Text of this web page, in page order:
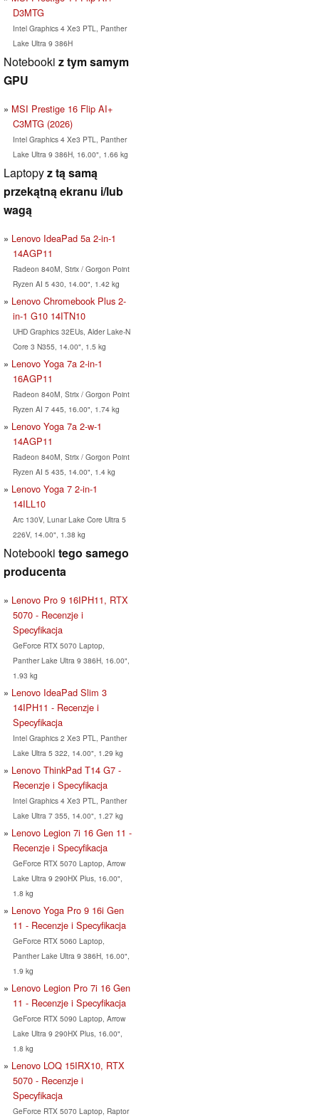
D3MTG
Intel Graphics 4 Xe3 PTL, Panther
Lake Ultra 9 386H
Notebooki z tym samym
GPU
MSI Prestige 16 Flip AI+
C3MTG (2026)
Intel Graphics 4 Xe3 PTL, Panther
Lake Ultra 9 386H, 16.00", 1.66 kg
Laptopyz tą samą
przekątną ekranu i/lub
wagą
Lenovo IdeaPad 5a 2-in-1
14AGP11
Radeon 840M, Strix / Gorgon Point
Ryzen AI 5 430, 14.00", 1.42 kg
Lenovo Chromebook Plus 2-
in-1 G10 14ITN10
UHD Graphics 32EUs, Alder Lake-N
Core 3 N355, 14.00", 1.5 kg
Lenovo Yoga 7a 2-in-1
16AGP11
Radeon 840M, Strix / Gorgon Point
Ryzen AI 7 445, 16.00", 1.74 kg
Lenovo Yoga 7a 2-w-1
14AGP11
Radeon 840M, Strix / Gorgon Point
Ryzen AI 5 435, 14.00", 1.4 kg
Lenovo Yoga 7 2-in-1
14ILL10
Arc 130V, Lunar Lake Core Ultra 5
226V, 14.00", 1.38 kg
Notebooki tego samego
producenta
Lenovo Pro 9 16IPH11, RTX
5070 - Recenzje i
Specyfikacja
GeForce RTX 5070 Laptop,
Panther Lake Ultra 9 386H, 16.00",
1.93 kg
Lenovo IdeaPad Slim 3
14IPH11 - Recenzje i
Specyfikacja
Intel Graphics 2 Xe3 PTL, Panther
Lake Ultra 5 322, 14.00", 1.29 kg
Lenovo ThinkPad T14 G7 -
Recenzje i Specyfikacja
Intel Graphics 4 Xe3 PTL, Panther
Lake Ultra 7 355, 14.00", 1.27 kg
Lenovo Legion 7i 16 Gen 11 -
Recenzje i Specyfikacja
GeForce RTX 5070 Laptop, Arrow
Lake Ultra 9 290HX Plus, 16.00",
1.8 kg
Lenovo Yoga Pro 9 16i Gen
11 - Recenzje i Specyfikacja
GeForce RTX 5060 Laptop,
Panther Lake Ultra 9 386H, 16.00",
1.9 kg
Lenovo Legion Pro 7i 16 Gen
11 - Recenzje i Specyfikacja
GeForce RTX 5090 Laptop, Arrow
Lake Ultra 9 290HX Plus, 16.00",
1.8 kg
Lenovo LOQ 15IRX10, RTX
5070 - Recenzje i
Specyfikacja
GeForce RTX 5070 Laptop, Raptor